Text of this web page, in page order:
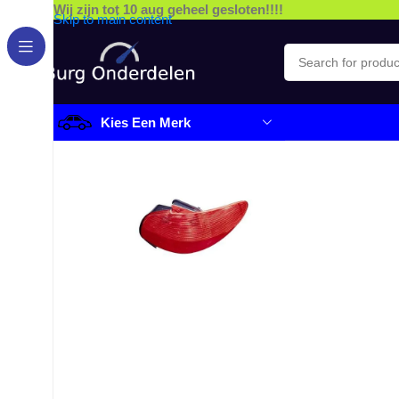
Skip to main content
Wij zijn tot 10 aug geheel gesloten!!!!
Kies Een Merk